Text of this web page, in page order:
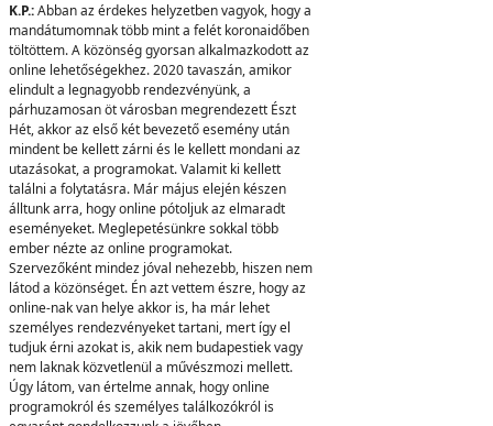
K.P.:Abban az érdekes helyzetben vagyok, hogy a
mandátumomnak több mint a felét koronaidőben
töltöttem. A közönség gyorsan alkalmazkodott az
online lehetőségekhez. 2020 tavaszán, amikor
elindult a legnagyobb rendezvényünk, a
párhuzamosan öt városban megrendezett Észt
Hét, akkor az első két bevezető esemény után
mindent be kellett zárni és le kellett mondani az
utazásokat, a programokat. Valamit ki kellett
találni a folytatásra. Már május elején készen
álltunk arra, hogy online pótoljuk az elmaradt
eseményeket. Meglepetésünkre sokkal több
ember nézte az online programokat.
Szervezőként mindez jóval nehezebb, hiszen nem
látod a közönséget. Én azt vettem észre, hogy az
online-nak van helye akkor is, ha már lehet
személyes rendezvényeket tartani, mert így el
tudjuk érni azokat is, akik nem budapestiek vagy
nem laknak közvetlenül a művészmozi mellett.
Úgy látom, van értelme annak, hogy online
programokról és személyes találkozókról is